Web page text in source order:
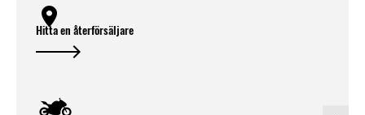
Hitta en återförsäljare